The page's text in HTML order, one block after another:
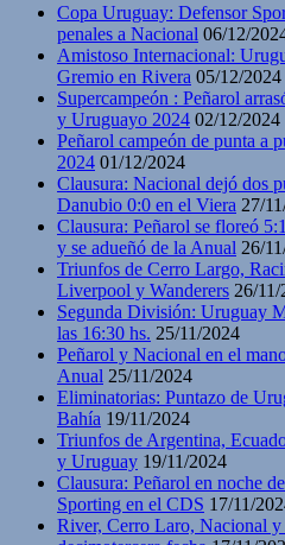
Copa Uruguay: Defensor
penales a Nacional 06/12/
Amistoso Internacional:
Gremio en Rivera 05/12/2024
Supercampeón : Peñarol
y Uruguayo 2024 02/12/2024
Peñarol campeón de punta a
2024 01/12/2024
Clausura: Nacional dejó dos
Danubio 0:0 en el Viera 27/
Clausura: Peñarol se floreó
y se adueñó de la Anual 26/
Triunfos de Cerro Largo,
Liverpool y Wanderers 26/
Segunda División: Uruguay
las 16:30 hs. 25/11/2024
Peñarol y Nacional en el
Anual 25/11/2024
Eliminatorias: Puntazo de
Bahía 19/11/2024
Triunfos de Argentina,
y Uruguay 19/11/2024
Clausura: Peñarol en noche
Sporting en el CDS 17/11/
River, Cerro Laro, Nacional y